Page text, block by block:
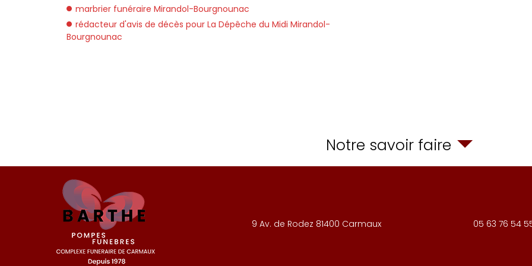
marbrier funéraire Mirandol-Bourgnounac
rédacteur d'avis de décès pour La Dépêche du Midi Mirandol-
Bourgnounac
Notre savoir faire
9 Av. de Rodez 81400 Carmaux 05 63 76 54